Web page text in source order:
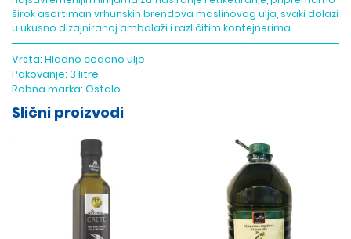
širok asortiman vrhunskih brendova maslinovog ulja, svaki dolazi
u ukusno dizajniranoj ambalaži i različitim kontejnerima.
Vrsta:Hladno ceđeno ulje
Pakovanje:3 litre
Robna marka:Ostalo
Slični proizvodi